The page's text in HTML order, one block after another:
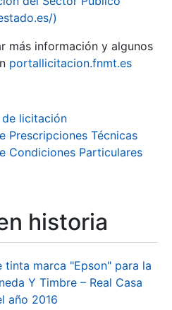
)
más información y algunos
portallicitacion.fnmt.es
licitación
Prescripciones Técnicas
Condiciones Particulares
historia
tinta marca "Epson" para la
Y Timbre – Real Casa
año 2016